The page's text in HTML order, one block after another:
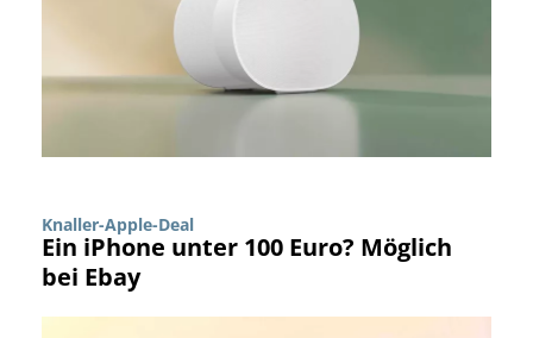
Knaller-Apple-Deal
Ein iPhone unter 100 Euro? Möglich
bei Ebay